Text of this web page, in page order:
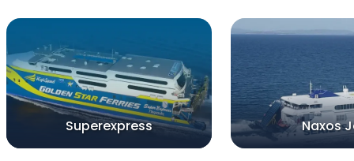
Superexpress Naxos